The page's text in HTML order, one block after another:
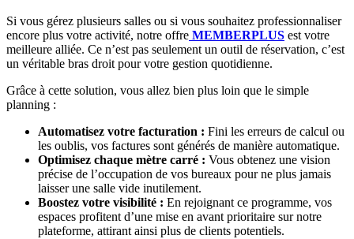
Si vous gérez plusieurs salles ou si vous souhaitez professionnaliser
encore plus votre activité, notre offre MEMBERPLUS est votre
meilleure alliée. Ce n’est pas seulement un outil de réservation, c’est
un véritable bras droit pour votre gestion quotidienne.
Grâce à cette solution, vous allez bien plus loin que le simple
planning :
Automatisez votre facturation : Fini les erreurs de calcul ou
les oublis, vos factures sont générés de manière automatique.
Optimisez chaque mètre carré : Vous obtenez une vision
précise de l’occupation de vos bureaux pour ne plus jamais
laisser une salle vide inutilement.
Boostez votre visibilité : En rejoignant ce programme, vos
espaces profitent d’une mise en avant prioritaire sur notre
plateforme, attirant ainsi plus de clients potentiels.